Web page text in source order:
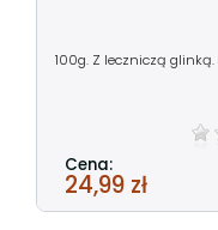
100g. Z leczniczą glinką.
Cena:
24,99 zł